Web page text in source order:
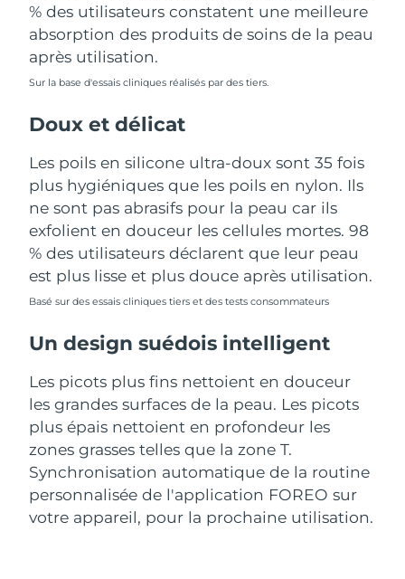
% des utilisateurs constatent une meilleure
absorption des produits de soins de la peau
après utilisation.
Sur la base d'essais cliniques réalisés par des tiers.
Doux et délicat
Les poils en silicone ultra-doux sont 35 fois
plus hygiéniques que les poils en nylon. Ils
ne sont pas abrasifs pour la peau car ils
exfolient en douceur les cellules mortes. 98
% des utilisateurs déclarent que leur peau
est plus lisse et plus douce après utilisation.
Basé sur des essais cliniques tiers et des tests consommateurs
Un design suédois intelligent
Les picots plus fins nettoient en douceur
les grandes surfaces de la peau. Les picots
plus épais nettoient en profondeur les
zones grasses telles que la zone T.
Synchronisation automatique de la routine
personnalisée de l'application FOREO sur
votre appareil, pour la prochaine utilisation.